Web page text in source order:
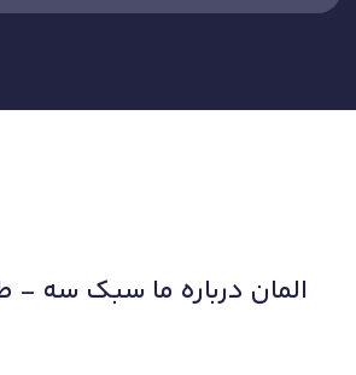
المان درباره ما سبک سه -